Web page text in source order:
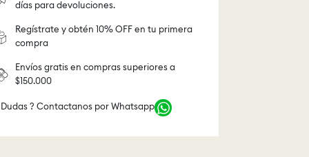
días para devoluciones.
Regístrate y obtén 10% OFF en tu primera
compra
Envíos gratis en compras superiores a
$150.000
Dudas ? Contactanos por Whatsapp